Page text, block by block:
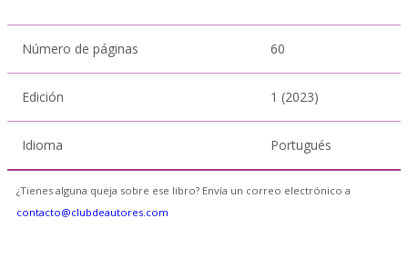
Número de páginas 60
Edición 1 (2023)
Idioma Portugués
¿Tienes alguna queja sobre ese libro? Envía un correo electrónico a
contacto@clubdeautores.com